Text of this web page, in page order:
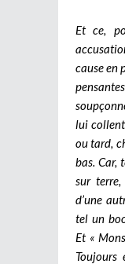
Et ce,
cause en
lui
ou tard,
bas. Car,
sur
d’une
tel un
Et «
Toujours